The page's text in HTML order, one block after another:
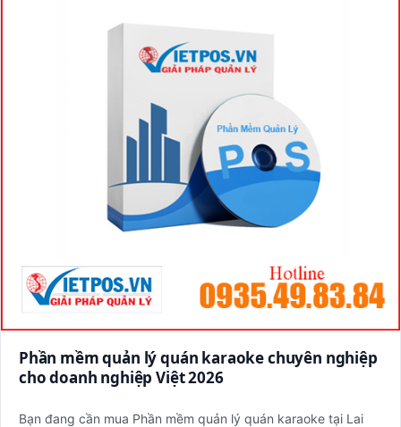
Phần mềm quản lý quán karaoke chuyên nghiệp
cho doanh nghiệp Việt 2026
Bạn đang cần mua Phần mềm quản lý quán karaoke tại Lai